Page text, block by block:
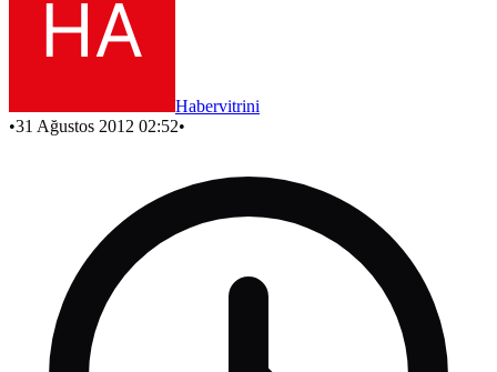
Habervitrini
•31 Ağustos 2012 02:52•